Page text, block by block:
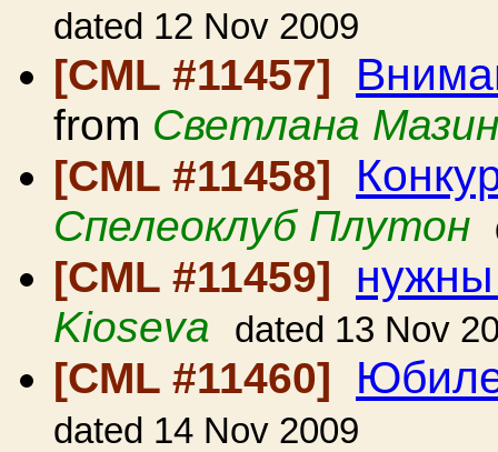
dated 12 Nov 2009
[CML #11457]
from Светлана
[CML #11458]
Спелеоклуб Плутон
[CML #11459]
Kioseva dated 13 Nov
[CML #11460]
dated 14 Nov 2009